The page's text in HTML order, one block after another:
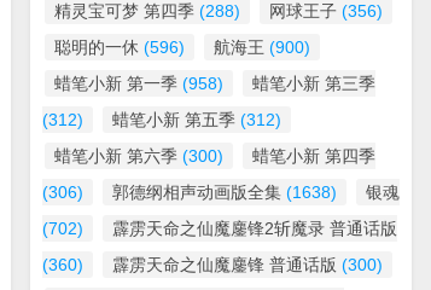
精灵宝可梦 第四季 (288) 网球王子 (356)
聪明的一休 (596) 航海王 (900)
蜡笔小新 第一季 (958)
蜡笔小新 第三季
(312)
蜡笔小新 第五季 (312)
蜡笔小新 第六季 (300)
蜡笔小新 第四季
(306)
郭德纲相声动画版全集 (1638)
银魂
(702)
霹雳天命之仙魔鏖锋2斩魔录 普通话版
(360)
霹雳天命之仙魔鏖锋 普通话版 (300)